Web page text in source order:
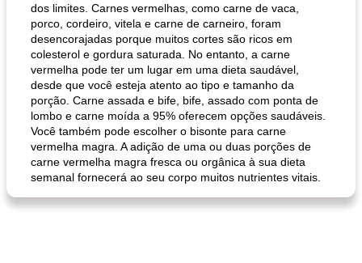
dos limites. Carnes vermelhas, como carne de vaca,
porco, cordeiro, vitela e carne de carneiro, foram
desencorajadas porque muitos cortes são ricos em
colesterol e gordura saturada. No entanto, a carne
vermelha pode ter um lugar em uma dieta saudável,
desde que você esteja atento ao tipo e tamanho da
porção. Carne assada e bife, bife, assado com ponta de
lombo e carne moída a 95% oferecem opções saudáveis.
Você também pode escolher o bisonte para carne
vermelha magra. A adição de uma ou duas porções de
carne vermelha magra fresca ou orgânica à sua dieta
semanal fornecerá ao seu corpo muitos nutrientes vitais.